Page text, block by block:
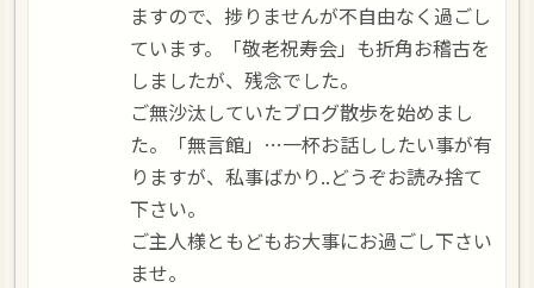
ますので、捗りませんが不自由なく過ごし
ています。「敬老祝寿会」も折角お稽古を
しましたが、残念でした。
ご無沙汰していたブログ散歩を始めまし
た。「無言館」…一杯お話ししたい事が有
りますが、私事ばかり..どうぞお読み捨て
下さい。
ご主人様ともどもお大事にお過ごし下さい
ませ。